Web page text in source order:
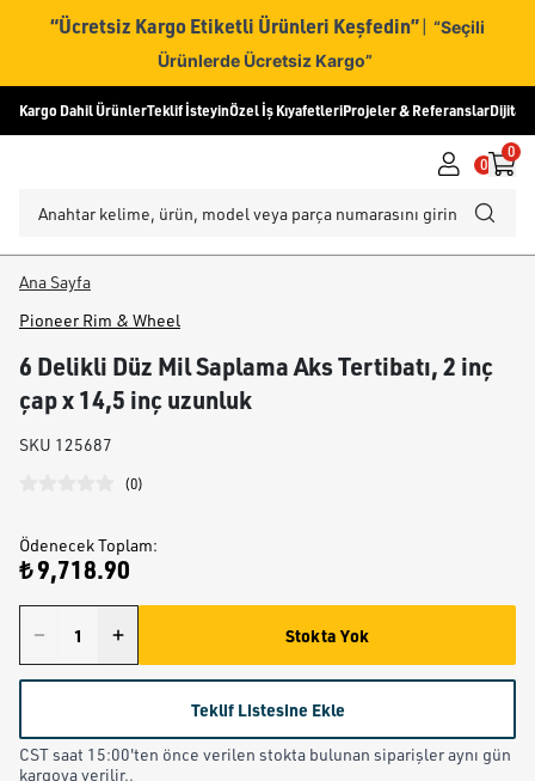
“Ücretsiz Kargo Etiketli Ürünleri Keşfedin” | “Seçili
Ürünlerde Ücretsiz Kargo”
Kargo Dahil ÜrünlerTeklif İsteyinÖzel İş KıyafetleriProjeler & ReferanslarDijital
0
0
Ana Sayfa
Pioneer Rim & Wheel
6 Delikli Düz Mil Saplama Aks Tertibatı, 2 inç
çap x 14,5 inç uzunluk
SKU 125687
(0)
Ödenecek Toplam:
₺ 9,718.90
Stokta Yok
Teklif Listesine Ekle
CST saat 15:00'ten önce verilen stokta bulunan siparişler aynı gün
kargoya verilir..